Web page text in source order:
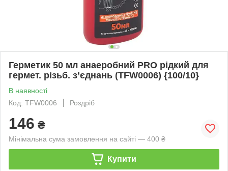
Герметик 50 мл анаеробний PRO рідкий для
гермет. різьб. з’єднань (TFW0006) {100/10}
В наявності
Код: TFW0006
Роздріб
146 ₴
Мінімальна сума замовлення на сайті — 400 ₴
Купити